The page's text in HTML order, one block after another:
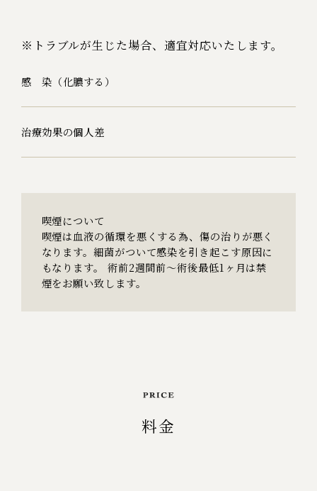
※トラブルが生じた場合、適宜対応いたします。
感 染（化膿する）
治療効果の個人差
喫煙について
喫煙は血液の循環を悪くする為、傷の治りが悪く
なります。細菌がついて感染を引き起こす原因に
もなります。 術前2週間前～術後最低1ヶ月は禁
煙をお願い致します。
料金